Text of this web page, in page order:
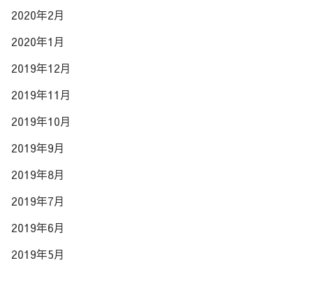
2020年2月
2020年1月
2019年12月
2019年11月
2019年10月
2019年9月
2019年8月
2019年7月
2019年6月
2019年5月